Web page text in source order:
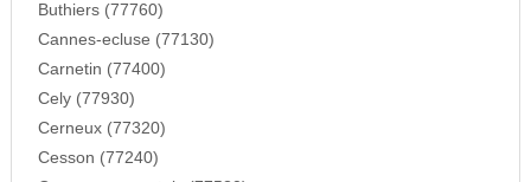
Buthiers (77760)
Cannes-ecluse (77130)
Carnetin (77400)
Cely (77930)
Cerneux (77320)
Cesson (77240)